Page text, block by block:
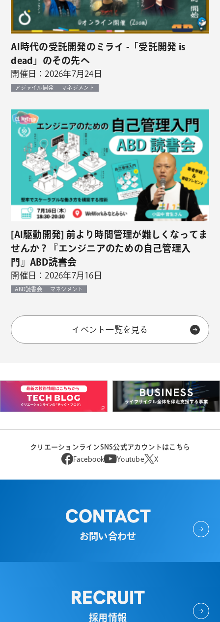
AI時代の受託開発のミライ -「受託開発 is
dead」のその先へ
開催日：2026年7月24日
アジャイル開発 マネジメント
[AI駆動開発] 前より時間管理が難しくなってま
せんか？『エンジニアのための自己管理入
門』ABD読書会
開催日：2026年7月16日
ABD読書会 マネジメント
イベント一覧を見る
クリエーションラインSNS公式アカウントはこちら
Facebook
Youtube X
CONTACT
お問い合わせ
RECRUIT
採用情報